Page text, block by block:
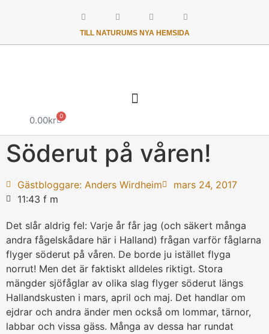
TILL NATURUMS NYA HEMSIDA
0.00kr 0
Söderut på våren!
Gästbloggare: Anders Wirdheim
mars 24, 2017
11:43 f m
Det slår aldrig fel: Varje år får jag (och säkert många
andra fågelskådare här i Halland) frågan varför fåglarna
flyger söderut på våren. De borde ju istället flyga
norrut! Men det är faktiskt alldeles riktigt. Stora
mängder sjöfåglar av olika slag flyger söderut längs
Hallandskusten i mars, april och maj. Det handlar om
ejdrar och andra änder men också om lommar, tärnor,
labbar och vissa gäss. Många av dessa har rundat